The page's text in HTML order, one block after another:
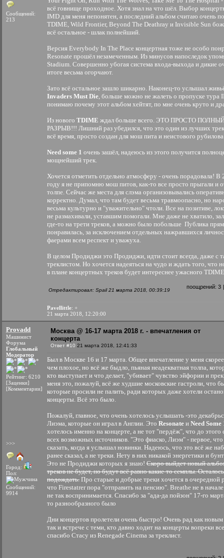
Сообщений:
213
всё говнище проходное. Хотя знал на что шёл. Выбор
IMD для меня непонятен, а последний альбом считаю очень
TDIME, Wild Frontier, Beyond The Deathray и Invisible Sun
всё остальное - шлак полнейший.
Версия Everybody In The Place концертная тоже не особо
Resonate прошёл незамеченным. Из минусов напоследок
Stadium. Совершенно убогая система входа-выхода и дикие
итоге весьма огорчают.
Зато всё остальное зашло шикарно. Наконец-то услышал
Invaders Must Die, больше можно не жалеть о пропуске тура
понимаю почему этот альбом хейтят, по мне очень круто и
Из нового TDIME ждал больше всего. ЭТО ПРОСТО
РАЗРЫВ!!! Лишний раз убедился, что это один из лучших
всё время, просто создан для мош пита и неистового
Need some 1 очень зашёл, надеюсь из этого получится
мощнейший трек.
Хочется отметить отдельно атмосферу - очень порадовала! В
году я не припомню мош питов, как-то все просто прыгали и
толпе. Сейчас же места для слэма организовывались
корректно. Думал, что там будет весьма травмоопасно, но
весьма культурно и "уважительно" чтоли. Все на позитиве,
не размахивали, уставшим помогали. Мне даже не хватило,
где-то на трети треков, а можно было побольше Публика
понравилась, за исключением отдельных нажравшихся
фаерами всем респект и уважуха.
В целом Продиджи это Продиджи, идти стоит всегда, даже с
треклистом. Но хочется надеяться на чудо и ждать того, что
в плане концертных треков будет интереснее ужасного
Отредактировал: Spаil 21 марта 2018, 00:39:19
поощрений: 3 |
Pavellittle: +
21 марта 2018, 12:20:00
Provadd
Машинист
Форума
Глобальный
Модератор
Рейтинг: 6210
[Заценки]
[Комментарии]
>>>
Город:
Пол:
Сообщений:
9914
Москва @ 16-17 марта 2018 г. - впечатления от
концерта
Ответ #10 21 марта 2018, 12:41:33
Был в Москве 16 и 17 марта. Общее впечатление у меня
чем плохое, но всё же быдло, пьяная неадекватная толпа,
кто выступает и что делает, "убивает" чувство эйфории и
меня это, пожалуй, всё же худшие московские гастроли, что
которые просили не палить, ради которых даже хотели
концерты. Всё это было.
Пожалуй, главное, что очень хотелось услышать -это
Лиэма, которые он играл в Англии. Это Resonate и Need Some
хотелось именно на концерте, а не тот "пердёж", что до этого
всех возможных источников. "Это фиаско, Лиэм" - первое, что
сказать, когда я услышал новинки. Надеюсь, что это всё же
ранее сказал, а не треки. Нету в них никакой энергетики и
Это не Продиджи которых я знаю! Скоро выйдет новый
треков не будет, но будут всё равно какие-то семплы.
подождать. Про старые и добрые треки хочется в очередной
что Firestatrer пора "отправить на пенсию". Breathe не в
не так воспринимается. Спасибо за "ада-да пойзон" 17-го
то разнообразного было
Дни концертов пролетели очень быстро! Очень рад как новым
так и встрече с теми, кто давно ходит на концерты вопреки
спасибо Стасу из Renegade Cinema за треклист.